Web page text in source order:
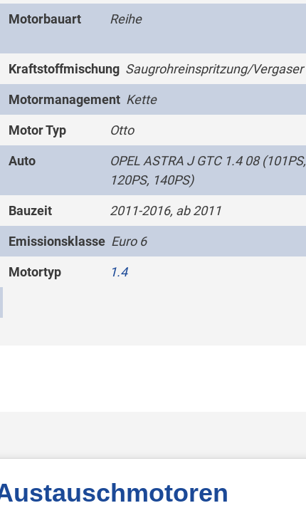
Motorbauart Reihe
Kraftstoffmischung Saugrohreinspritzung/Vergaser
Motormanagement Kette
Motor Typ Otto
Auto
OPEL ASTRA J GTC 1.4 08 (101PS,
120PS, 140PS)
Bauzeit 2011-2016, ab 2011
Emissionsklasse Euro 6
Motortyp 1.4